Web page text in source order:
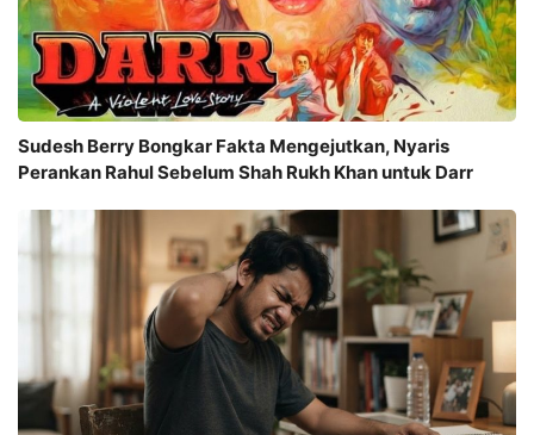
Sudesh Berry Bongkar Fakta Mengejutkan, Nyaris
Perankan Rahul Sebelum Shah Rukh Khan untuk Darr